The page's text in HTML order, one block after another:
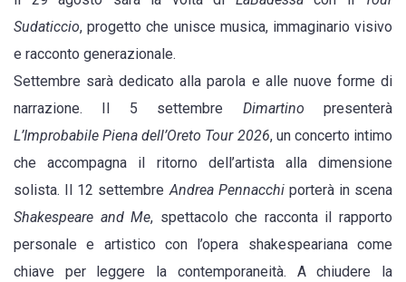
Sudaticcio, progetto che unisce musica, immaginario visivo
e racconto generazionale.
Settembre sarà dedicato alla parola e alle nuove forme di
narrazione. Il 5 settembre Dimartino presenterà
L’Improbabile Piena dell’Oreto Tour 2026, un concerto intimo
che accompagna il ritorno dell’artista alla dimensione
solista. Il 12 settembreAndrea Pennacchiporterà in scena
Shakespeare and Me, spettacolo che racconta il rapporto
personale e artistico con l’opera shakespeariana come
chiave per leggere la contemporaneità. A chiudere la